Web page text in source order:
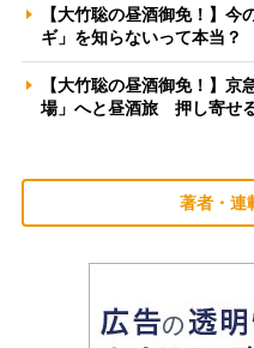
【大竹聡の昼酒御免！】
ギ」を知らないって本当
【大竹聡の昼酒御免！】
場」へと昼酒旅 押し寄せ
著者・連